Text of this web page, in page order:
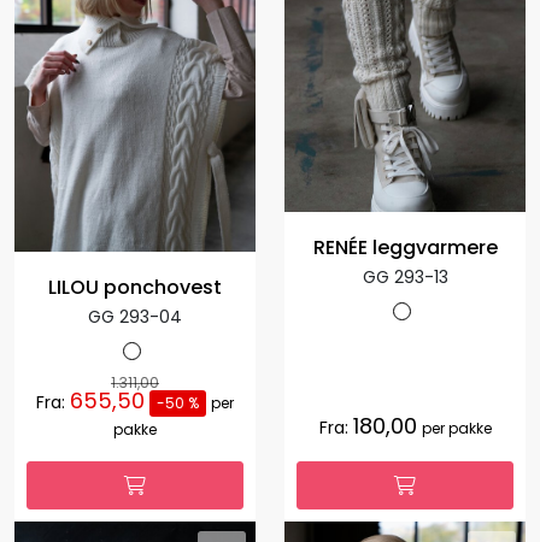
LILOU ponchovest
GG 293-04
1.311,00
Fra: 655,50 -50 % per
pakke
RENÉE leggvarmere
GG 293-13
Fra: 180,00 per pakke